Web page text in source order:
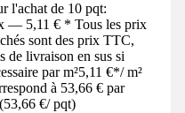
l'achat de 10 pqt:
— 5,11 € * Tous les prix
sont des prix TTC,
de livraison en sus si
par m²5,11 €*/ m²
à 53,66 € par
(53,66 €/ pqt)